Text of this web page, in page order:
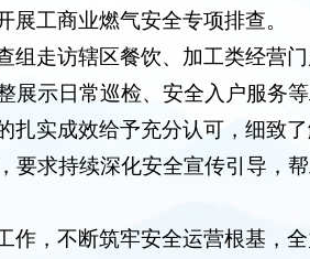
工商业燃气安全专项排查。
组走访辖区餐饮、加工类经营
示日常巡检、安全入户服务等
实成效给予充分认可，细致
要求持续深化安全宣传引导，
，不断筑牢安全运营根基，